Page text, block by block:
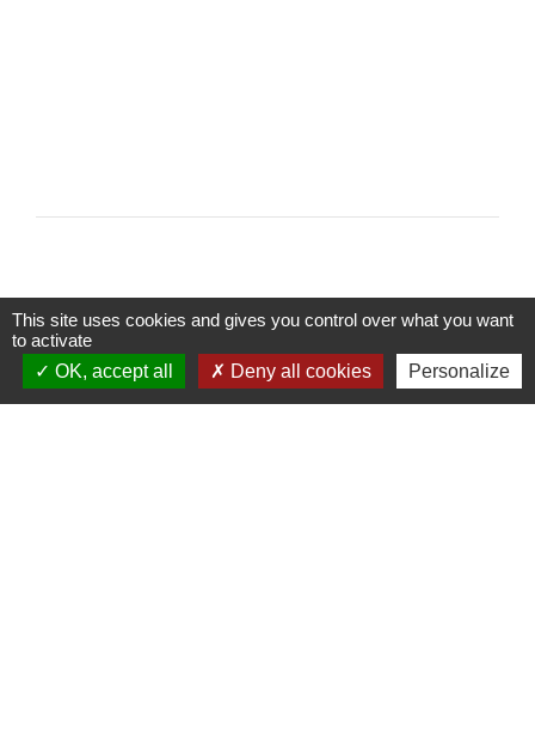
Contacts
Commune de Vaux-en-Bugey
This site uses cookies and gives you control over what you want
to activate
OK, accept all
Deny all cookies Personalize